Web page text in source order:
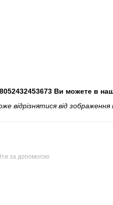
Ви можете в
відрізнятися від зображення
за допомогою